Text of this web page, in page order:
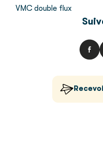
VMC double flux